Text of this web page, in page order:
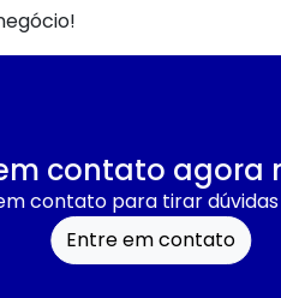
contato agora
contato para tirar
Entre em contato